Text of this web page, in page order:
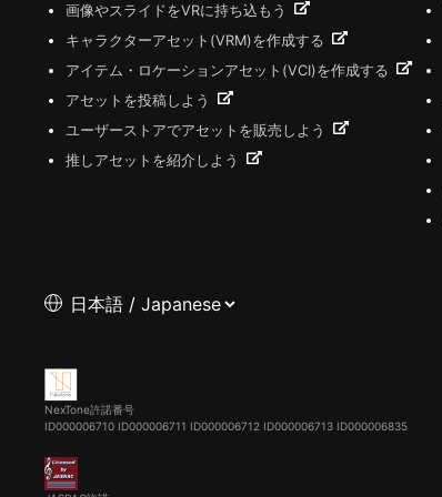
画像やスライドをVRに持ち込もう
キャラクターアセット(VRM)を作成する
アイテム・ロケーションアセット(VCI)を作成する
アセットを投稿しよう
ユーザーストアでアセットを販売しよう
推しアセットを紹介しよう
NexTone許諾番号
ID000006710 ID000006711 ID000006712 ID000006713 ID000006835